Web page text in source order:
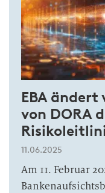
EBA
von DORA
11.06.2025
Am 11. Februar